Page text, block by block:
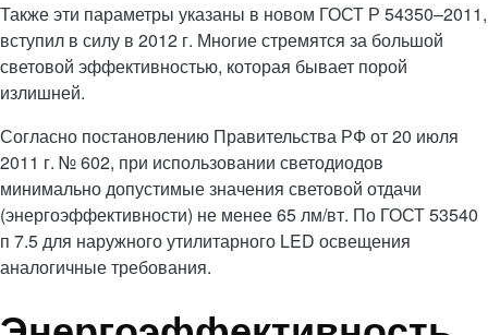
Также эти параметры указаны в новом ГОСТ Р 54350–2011,
вступил в силу в 2012 г. Многие стремятся за большой
световой эффективностью, которая бывает порой
излишней.
Согласно постановлению Правительства РФ от 20 июля
2011 г. № 602, при использовании светодиодов
минимально допустимые значения световой отдачи
(энергоэффективности) не менее 65 лм/вт. По ГОСТ 53540
п 7.5 для наружного утилитарного LED освещения
аналогичные требования.